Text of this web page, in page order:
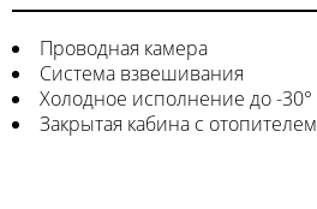
Проводная камера
Система взвешивания
Холодное исполнение до -30°
Закрытая кабина с отопителем